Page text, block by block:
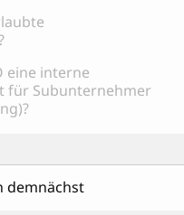
eine interne
für Subunternehmer
demnächst